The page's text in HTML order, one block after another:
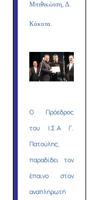
Μπιθικώτση, Δ.
Κόκοτα.
O Πρόεδρος
του Ι.Σ.Α Γ.
Πατούλης,
παραδίδει τον
έπαινο στον
αναπληρωτή